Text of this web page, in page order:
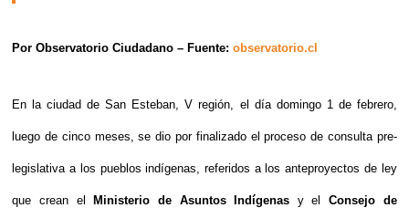
Por Observatorio Ciudadano – Fuente:observatorio.cl
En la ciudad de San Esteban, V región, el día domingo 1 de febrero,
luego de cinco meses, se dio por finalizado el proceso de consulta pre-
legislativa a los pueblos indígenas, referidos a los anteproyectos de ley
que crean el Ministerio de Asuntos Indígenas y el Consejo de